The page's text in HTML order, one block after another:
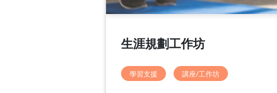
生涯規劃工作坊
學習支援 講座/工作坊